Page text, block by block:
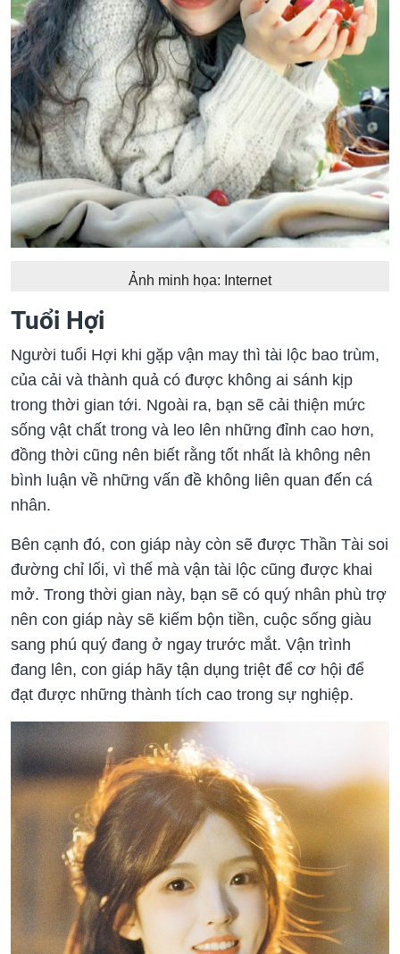
Ảnh minh họa: Internet
Tuổi Hợi
Người tuổi Hợi khi gặp vận may thì tài lộc bao trùm,
của cải và thành quả có được không ai sánh kịp
trong thời gian tới. Ngoài ra, bạn sẽ cải thiện mức
sống vật chất trong và leo lên những đỉnh cao hơn,
đồng thời cũng nên biết rằng tốt nhất là không nên
bình luận về những vấn đề không liên quan đến cá
nhân.
Bên cạnh đó, con giáp này còn sẽ được Thần Tài soi
đường chỉ lối, vì thế mà vận tài lộc cũng được khai
mở. Trong thời gian này, bạn sẽ có quý nhân phù trợ
nên con giáp này sẽ kiếm bộn tiền, cuộc sống giàu
sang phú quý đang ở ngay trước mắt. Vận trình
đang lên, con giáp hãy tận dụng triệt để cơ hội để
đạt được những thành tích cao trong sự nghiệp.